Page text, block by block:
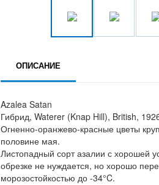
ОПИСАНИЕ
Azalea Satan
Гибрид, Waterer (Knap Hill), British,
Огненно-оранжево-красные цветы
половине мая.
Листопадный сорт азалии с хорошей
обрезке не нуждается, но хорошо
морозостойкостью до -34°C.